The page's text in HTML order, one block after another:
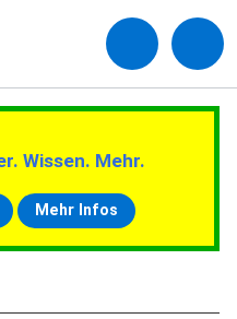
Wissen. Mehr.
Mehr Infos